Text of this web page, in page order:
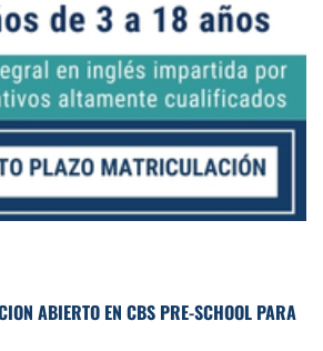
ABIERTO EN CBS PRE-SCHOOL PARA